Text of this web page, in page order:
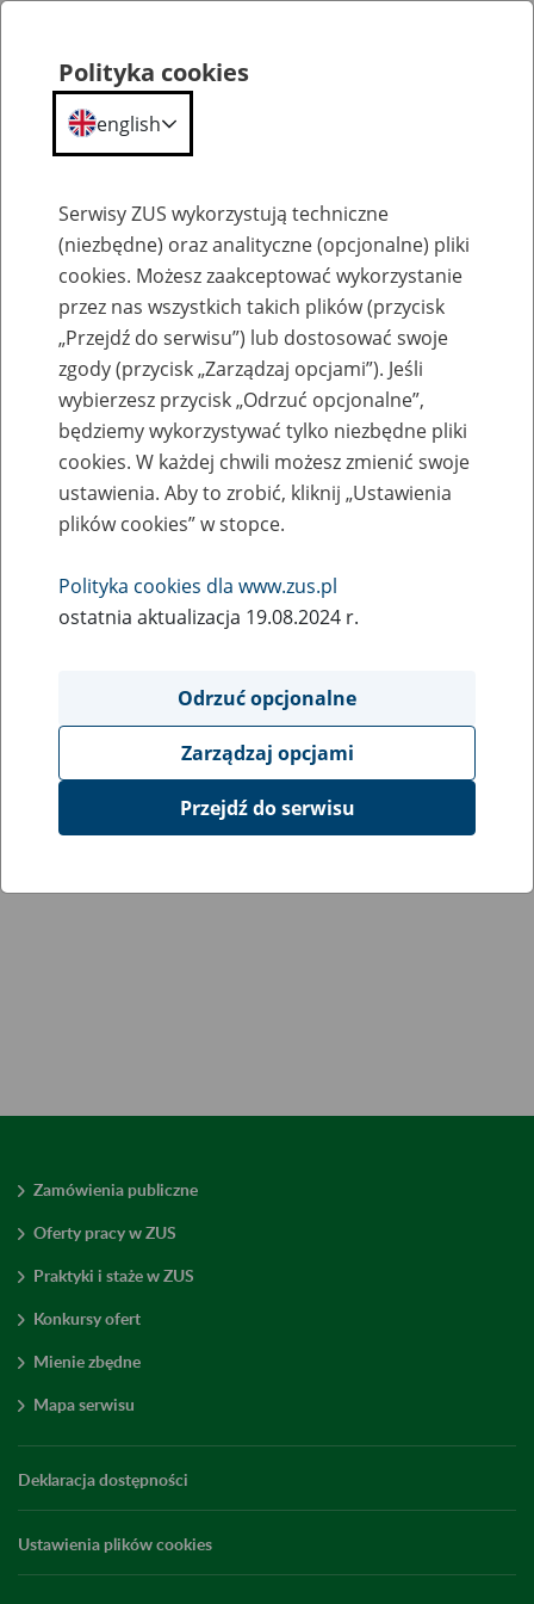
Kalendarium
Zamówienia publiczne
Oferty pracy w ZUS
Praktyki i staże w ZUS
Konkursy ofert
Mienie zbędne
Mapa serwisu
Deklaracja dostępności
Ustawienia plików cookies
Polityka cookies
english
Serwisy ZUS wykorzystują techniczne
(niezbędne) oraz analityczne (opcjonalne) pliki
cookies. Możesz zaakceptować wykorzystanie
przez nas wszystkich takich plików (przycisk
„Przejdź do serwisu”) lub dostosować swoje
zgody (przycisk „Zarządzaj opcjami”). Jeśli
wybierzesz przycisk „Odrzuć opcjonalne”,
będziemy wykorzystywać tylko niezbędne pliki
cookies. W każdej chwili możesz zmienić swoje
ustawienia. Aby to zrobić, kliknij „Ustawienia
plików cookies” w stopce.
Polityka cookies dla www.zus.pl
ostatnia aktualizacja 19.08.2024 r.
Odrzuć opcjonalne
Zarządzaj opcjami
Przejdź do serwisu